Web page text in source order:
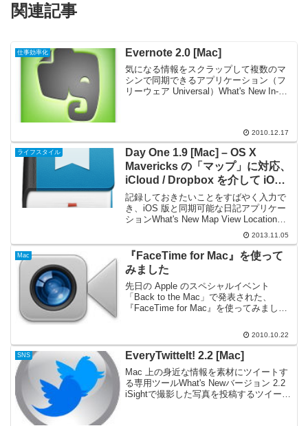
関連記事
仕事効率化 Evernote 2.0 [Mac]
気になる情報をスクラップして複数のマ
シンで同期できるアプリケーション（フ
リーウェア Universal）What's New In-
2010.12.17
ライフスタイル
Day One 1.9 [Mac] – OS X
Mavericks の「マップ」に対応、
iCloud / Dropbox を介して iOS
版と同期できる日記アプリケーシ
ョン
記録しておきたいことをすばやく入力で
き、iOS 版と同期可能な日記アプリケー
ションWhat's New Map View Location
Editor (with Search and Foursquare2013.11.05
Mac
『FaceTime for Mac』を使って
みました
先日の Apple のスペシャルイベント
「Back to the Mac」で発表された、
『FaceTime for Mac』を使ってみまし
Leopard 以降が必要です。iPhone ...2010.10.22
SNS EveryTwitteIt! 2.2 [Mac]
Mac 上の身近な情報を素材にツイートす
る専用ツールWhat's Newバージョン 2.2
iSightで撮影した写真を投稿するツイート